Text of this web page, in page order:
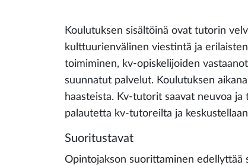
Koulutuksen sisältöinä ovat tutorin
kulttuurienvälinen viestintä ja
toimiminen, kv-opiskelijoiden
suunnatut palvelut. Koulutuksen
haasteista. Kv-tutorit saavat neuvoa
palautetta kv-tutoreilta ja
Suoritustavat
Opintojakson suorittaminen edellyttää